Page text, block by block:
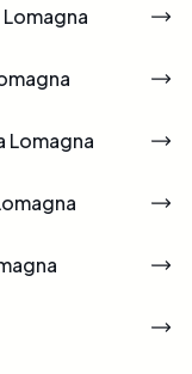
Lomagna